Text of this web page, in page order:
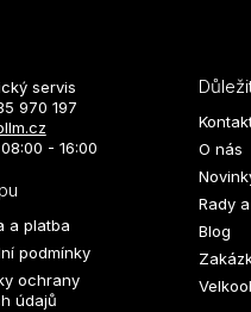
servis
970 197
- 16:00
a platba
podmínky
ochrany
údajů
O nás
Rady
Blog